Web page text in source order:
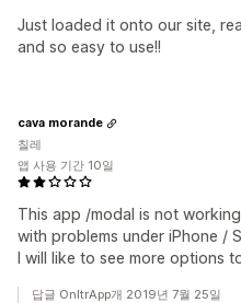
Just loaded it onto our site,
and so easy to use!!
This app /modal is not
with problems under iPhone /
I will like to see more options
cava morande
칠레
앱 사용 기간 10일
답글 OnltrApp개 2019년 7월 25일